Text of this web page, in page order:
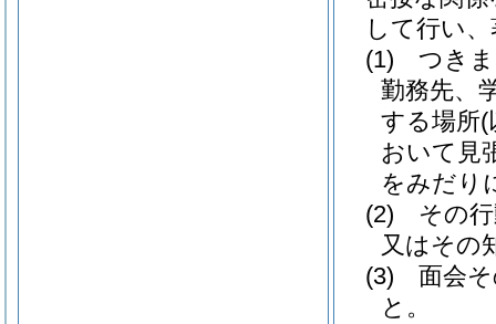
して行い
(1)
つき
勤務先、
する場所(
おいて見
をみだり
(2)
その
又はその
(3)
面会
と。